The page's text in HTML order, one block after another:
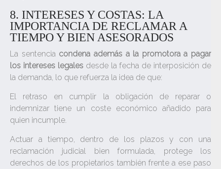
8. INTERESES Y COSTAS: LA
IMPORTANCIA DE RECLAMAR A
TIEMPO Y BIEN ASESORADOS
La sentencia condena además a la promotora a pagar
los intereses legales desde la fecha de interposición de
la demanda, lo que refuerza la idea de que:
El retraso en cumplir la obligación de reparar o
indemnizar tiene un coste económico añadido para
quien incumple.
Actuar a tiempo, dentro de los plazos y con una
reclamación judicial bien formulada, protege los
derechos de los propietarios también frente a ese paso